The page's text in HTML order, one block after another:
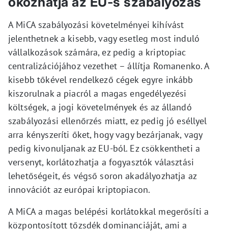
A MiCA szabályozási követelményei kihívást
jelenthetnek a kisebb, vagy esetleg most induló
vállalkozások számára, ez pedig a kriptopiac
centralizációjához vezethet – állítja Romanenko. A
kisebb tőkével rendelkező cégek egyre inkább
kiszorulnak a piacról a magas engedélyezési
költségek, a jogi követelmények és az állandó
szabályozási ellenőrzés miatt, ez pedig jó eséllyel
arra kényszeríti őket, hogy vagy bezárjanak, vagy
pedig kivonuljanak az EU-ból. Ez csökkentheti a
versenyt, korlátozhatja a fogyasztók választási
lehetőségeit, és végső soron akadályozhatja az
innovációt az európai kriptopiacon.
A MiCA a magas belépési korlátokkal megerősíti a
központosított tőzsdék dominanciáját, ami a